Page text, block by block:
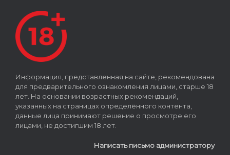
Информация, представленная на сайте, рекомендована
для предварительного ознакомления лицами, старше 18
лет. На основании возрастных рекомендаций,
указанных на страницах определённого контента,
данные лица принимают решение о просмотре его
лицами, не достигшим 18 лет.
Написать письмо администратору